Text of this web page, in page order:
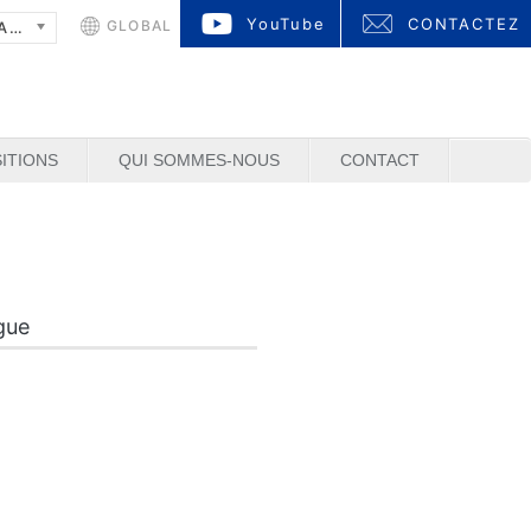
QUI SOMMES-NOUS CONTACT
GLOBAL CONTACTEZ
FRANÇAIS YouTube